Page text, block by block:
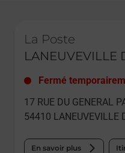
La Poste
LANEUVEVILLE
Fermé
17 RUE DU GENERAL
54410 LANEUVEVILLE
En savoir plus